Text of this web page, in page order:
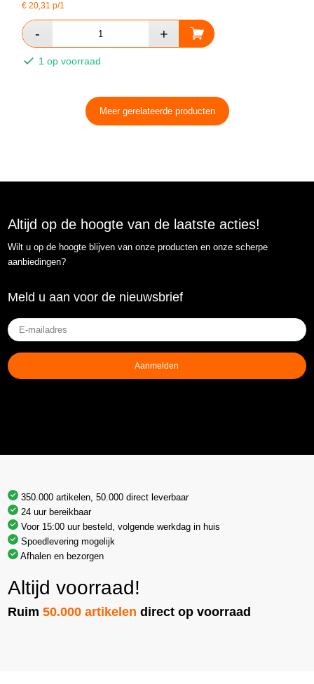
€20,31 p/1
1 op voorraad
Meer gerelateerde producten
Altijd op de hoogte van de laatste acties!
Wilt u op de hoogte blijven van onze producten en onze scherpe
aanbiedingen?
Meld u aan voor de nieuwsbrief
E-
mailadres(Vereist)
Aanmelden
350.000 artikelen, 50.000 direct leverbaar
24 uur bereikbaar
Voor 15:00 uur besteld, volgende werkdag in huis
Spoedlevering mogelijk
Afhalen en bezorgen
Altijd voorraad!
Ruim50.000 artikelen direct op voorraad